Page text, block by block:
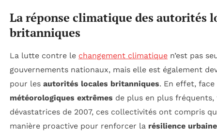
La réponse climatique des autorités
britanniques
La lutte contre le changement climatique n’est pas
gouvernements nationaux, mais elle est également
pour les autorités locales britanniques. En effet,
météorologiques extrêmes de plus en plus
dévastatrices de 2007, ces collectivités ont compris
manière proactive pour renforcer la résilience urbaine